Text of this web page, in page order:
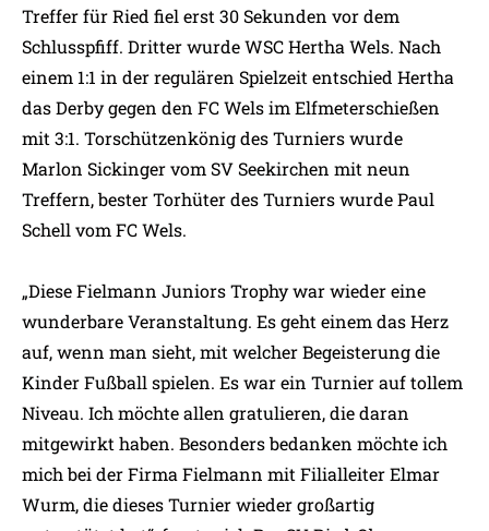
Treffer für Ried fiel erst 30 Sekunden vor dem
Schlusspfiff. Dritter wurde WSC Hertha Wels. Nach
einem 1:1 in der regulären Spielzeit entschied Hertha
das Derby gegen den FC Wels im Elfmeterschießen
mit 3:1. Torschützenkönig des Turniers wurde
Marlon Sickinger vom SV Seekirchen mit neun
Treffern, bester Torhüter des Turniers wurde Paul
Schell vom FC Wels.
„Diese Fielmann Juniors Trophy war wieder eine
wunderbare Veranstaltung. Es geht einem das Herz
auf, wenn man sieht, mit welcher Begeisterung die
Kinder Fußball spielen. Es war ein Turnier auf tollem
Niveau. Ich möchte allen gratulieren, die daran
mitgewirkt haben. Besonders bedanken möchte ich
mich bei der Firma Fielmann mit Filialleiter Elmar
Wurm, die dieses Turnier wieder großartig